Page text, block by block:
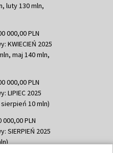
luty 130 mln,
000,00 PLN
KWIECIEŃ 2025
maj 140 mln,
000,00 PLN
LIPIEC 2025
10 mln)
PLN
SIERPIEŃ 2025